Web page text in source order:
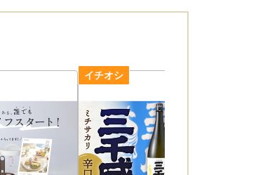
原則、再送はいたしかねます。
く場合がございます。
いて、システム上一部のメールソ